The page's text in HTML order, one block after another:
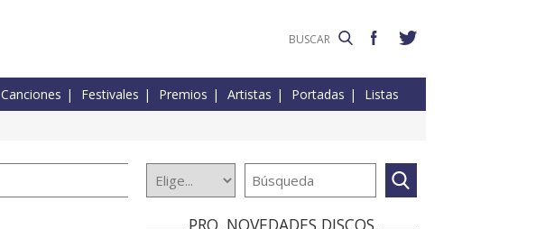
Canciones Festivales Premios Artistas Portadas Listas